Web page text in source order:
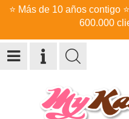
⭐ Más de 10 años contigo ⭐
600.000